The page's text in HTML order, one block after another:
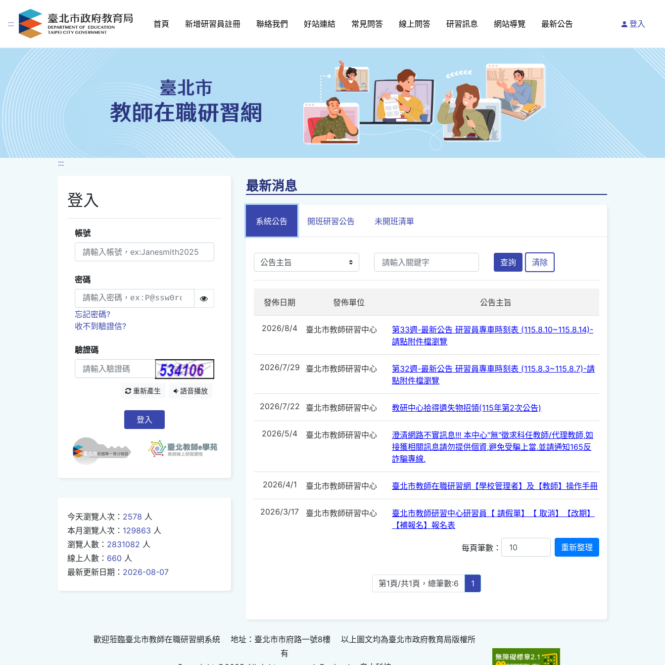
跳到主要內容
::: 首頁 新增研習員註冊 聯絡我們 好站連結 常見問答 線上問答 研習訊息 網站導覽 最新公告 登入
:::
登入
帳號
密碼
忘記密碼?
收不到驗證信?
驗證碼
重新產生 語音播放
登入
今天瀏覽人次： 2578 人
本月瀏覽人次： 129863 人
瀏覽人數： 2831082 人
線上人數： 660 人
最新更新日期： 2026-08-07
最新消息
系統公告 開班研習公告 未開班清單
查詢 清除
發佈日期 發佈單位 公告主旨
2026/8/4 臺北市教師研習中心
第33週-最新公告 研習員專車時刻表 (115.8.10~115.8.14)-
請點附件檔瀏覽
2026/7/29 臺北市教師研習中心
第32週-最新公告 研習員專車時刻表 (115.8.3~115.8.7)-請
點附件檔瀏覽
2026/7/22 臺北市教師研習中心 教研中心拾得遺失物招領(115年第2次公告)
2026/5/4 臺北市教師研習中心
澄清網路不實訊息!!! 本中心"無"徵求科任教師/代理教師,如
接獲相關訊息請勿提供個資,避免受騙上當.並請通知165反
詐騙專線.
2026/4/1 臺北市教師研習中心 臺北市教師在職研習網【學校管理者】及【教師】操作手冊
2026/3/17 臺北市教師研習中心
臺北市教師研習中心研習員【 請假單】【 取消】【改期】
【補報名】報名表
每頁筆數：
第1頁/共1頁，總筆數:6 1
歡迎蒞臨臺北市教師在職研習網系統 地址：臺北市市府路一號8樓 以上圖文均為臺北市政府教育局版權所
有